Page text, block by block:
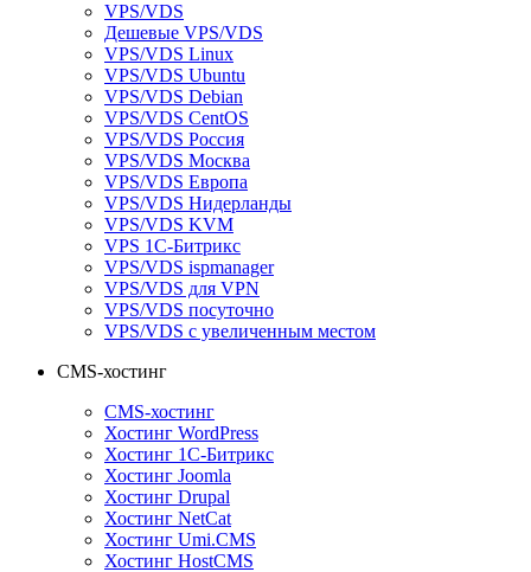
VPS/VDS
Дешевые VPS/VDS
VPS/VDS Linux
VPS/VDS Ubuntu
VPS/VDS Debian
VPS/VDS CentOS
VPS/VDS Россия
VPS/VDS Москва
VPS/VDS Европа
VPS/VDS Нидерланды
VPS/VDS KVM
VPS 1С-Битрикс
VPS/VDS ispmanager
VPS/VDS для VPN
VPS/VDS посуточно
VPS/VDS с увеличенным местом
CMS-хостинг
CMS-хостинг
Хостинг WordPress
Хостинг 1С-Битрикс
Хостинг Joomla
Хостинг Drupal
Хостинг NetCat
Хостинг Umi.CMS
Хостинг HostCMS